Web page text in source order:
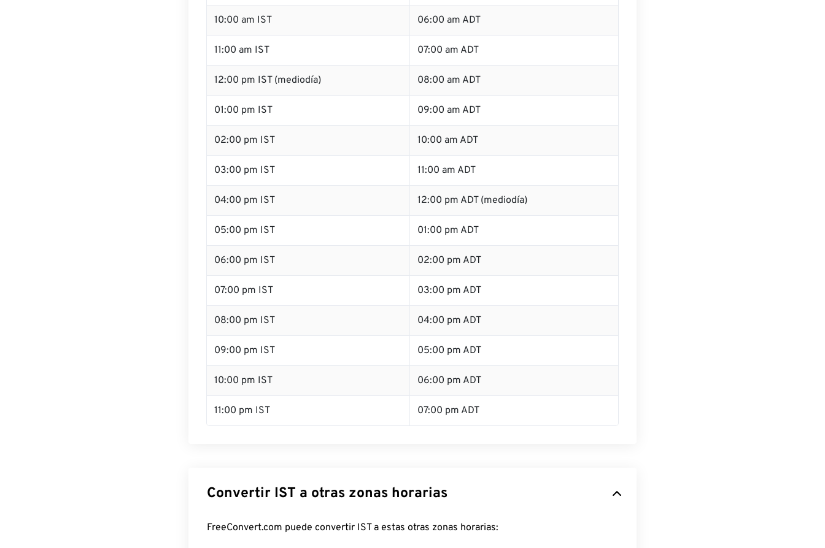
10:00 am IST 06:00 am ADT
11:00 am IST 07:00 am ADT
12:00 pm IST (mediodía) 08:00 am ADT
01:00 pm IST 09:00 am ADT
02:00 pm IST 10:00 am ADT
03:00 pm IST 11:00 am ADT
04:00 pm IST 12:00 pm ADT (mediodía)
05:00 pm IST 01:00 pm ADT
06:00 pm IST 02:00 pm ADT
07:00 pm IST 03:00 pm ADT
08:00 pm IST 04:00 pm ADT
09:00 pm IST 05:00 pm ADT
10:00 pm IST 06:00 pm ADT
11:00 pm IST 07:00 pm ADT
Convertir IST a otras zonas horarias
FreeConvert.com puede convertir IST a estas otras zonas horarias: